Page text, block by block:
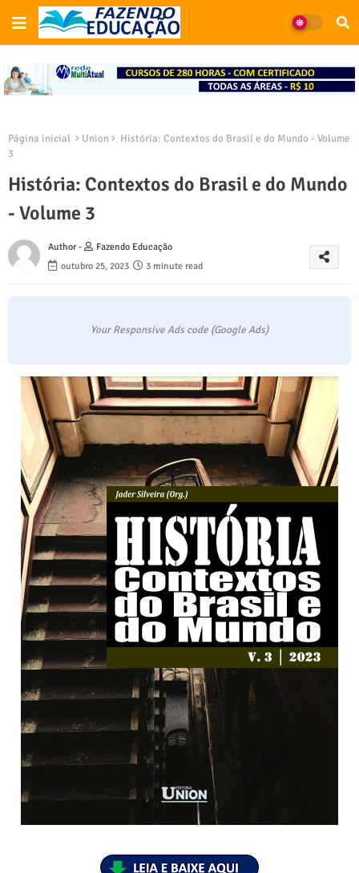
Página inicial Union
História: Contextos do Brasil e do Mundo - Volume
3
História: Contextos do Brasil e do Mundo
- Volume 3
Author -
Fazendo Educação
outubro 25, 2023
3 minute read
Your Responsive Ads code (Google Ads)